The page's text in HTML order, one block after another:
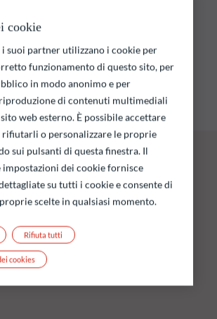
di capitale.
futuri e possono variare nel
fondo al 05.08.2026
al 05.08.2026
cookie
suoi partner utilizzano i cookie per
funzionamento di questo sito, per
in modo anonimo e per
di contenuti multimediali
web esterno. È possibile accettare
rifiutarli o personalizzare le proprie
sui pulsanti di questa finestra. Il
impostazioni dei cookie fornisce
su tutti i cookie e consente di
scelte in qualsiasi momento.
Rifiuta tutti
cookies